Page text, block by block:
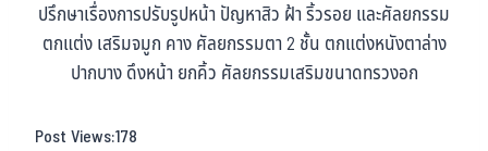
ปรึกษาเรื่องการปรับรูปหน้า ปัญหาสิว ฝ้า ริ้วรอย และศัลยกรรม
ตกแต่ง เสริมจมูก คาง ศัลยกรรมตา 2 ชั้น ตกแต่งหนังตาล่าง
ปากบาง ดึงหน้า ยกคิ้ว ศัลยกรรมเสริมขนาดทรวงอก
Post Views:178